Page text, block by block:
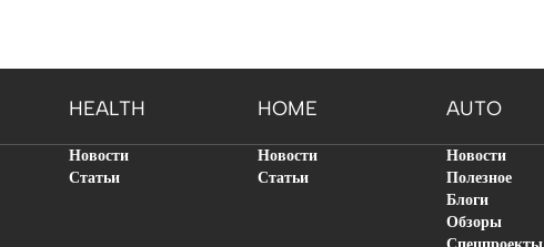
HEALTH HOME AUTO
Новости
Статьи
Новости
Статьи
Новости
Полезное
Блоги
Обзоры